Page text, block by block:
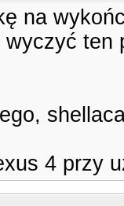
na
4 przy